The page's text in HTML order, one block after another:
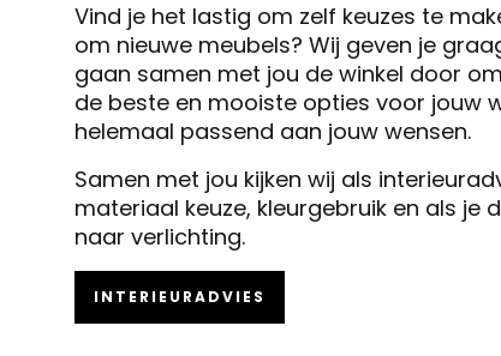
Vind je het lastig om zelf keuzes te
om nieuwe meubels? Wij geven je
gaan samen met jou de winkel door
de beste en mooiste opties voor jouw
helemaal passend aan jouw wensen.
Samen met jou kijken wij als
materiaal keuze, kleurgebruik en als je
naar verlichting.
INTERIEURADVIES